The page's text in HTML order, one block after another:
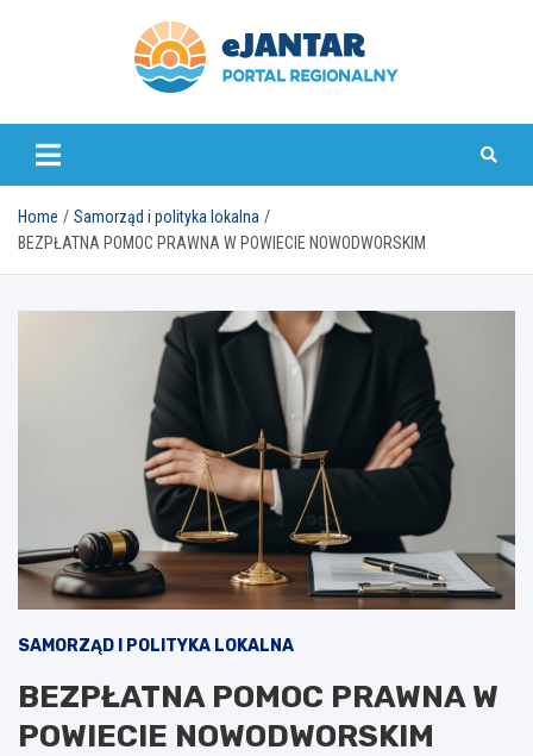
ejantar.pl
Home
Samorząd i polityka lokalna
BEZPŁATNA POMOC PRAWNA W POWIECIE NOWODWORSKIM
SAMORZĄD I POLITYKA LOKALNA
BEZPŁATNA POMOC PRAWNA W
POWIECIE NOWODWORSKIM